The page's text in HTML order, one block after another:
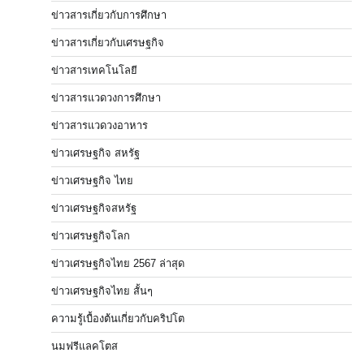
ข่าวสารเกี่ยวกับการศึกษา
ข่าวสารเกี่ยวกับเศรษฐกิจ
ข่าวสารเทคโนโลยี
ข่าวสารแวดวงการศึกษา
ข่าวสารแวดวงอาหาร
ข่าวเศรษฐกิจ สหรัฐ
ข่าวเศรษฐกิจ ไทย
ข่าวเศรษฐกิจสหรัฐ
ข่าวเศรษฐกิจโลก
ข่าวเศรษฐกิจไทย 2567 ล่าสุด
ข่าวเศรษฐกิจไทย สั้นๆ
ความรู้เบื้องต้นเกี่ยวกับคริปโต
นมฟรีแลคโตส